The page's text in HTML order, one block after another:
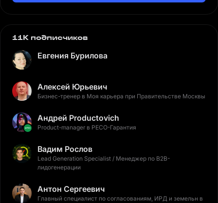
11K подписчиков
Евгения Бурилова
Алексей Юрьевич
Бизнес-тренер в Моя карьера при Правительстве Москвы
Андрей Productovich
Product-manager в РЕСО-Гарантия
Вадим Рослов
Lead Generation Specialist / Менеджер по B2B-
лидогенерации
Антон Сергеевич
Главный специалист по согласованиям, ИРД и земельн в